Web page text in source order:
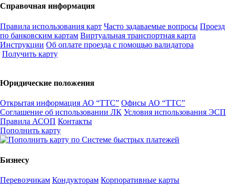
Справочная информация
Правила использования карт Часто задаваемые вопросы Проезд
по банковским картам Виртуальная транспортная карта
Инструкции Об оплате проезда с помощью валидатора
Получить карту
Юридические положения
Открытая информация АО “ТТС” Офисы АО “ТТС”
Соглашение об использовании ЛК Условия использования ЭСП
Правила АСОП Контакты
Пополнить карту
Бизнесу
Перевозчикам Кондукторам Корпоративные карты